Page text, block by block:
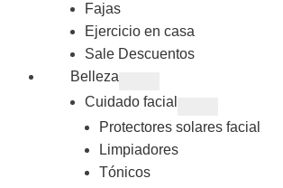
Fajas
Ejercicio en casa
Sale Descuentos
Belleza
Cuidado facial
Protectores solares facial
Limpiadores
Tónicos